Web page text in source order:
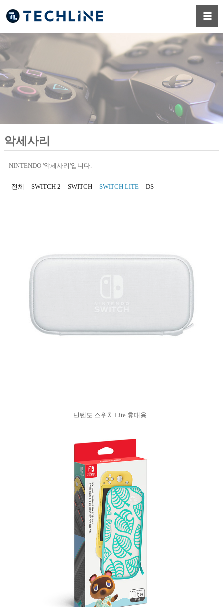
악세사리
NINTENDO '악세사리'입니다.
전체 SWITCH 2 SWITCH SWITCH LITE DS
닌텐도 스위치 Lite 휴대용..